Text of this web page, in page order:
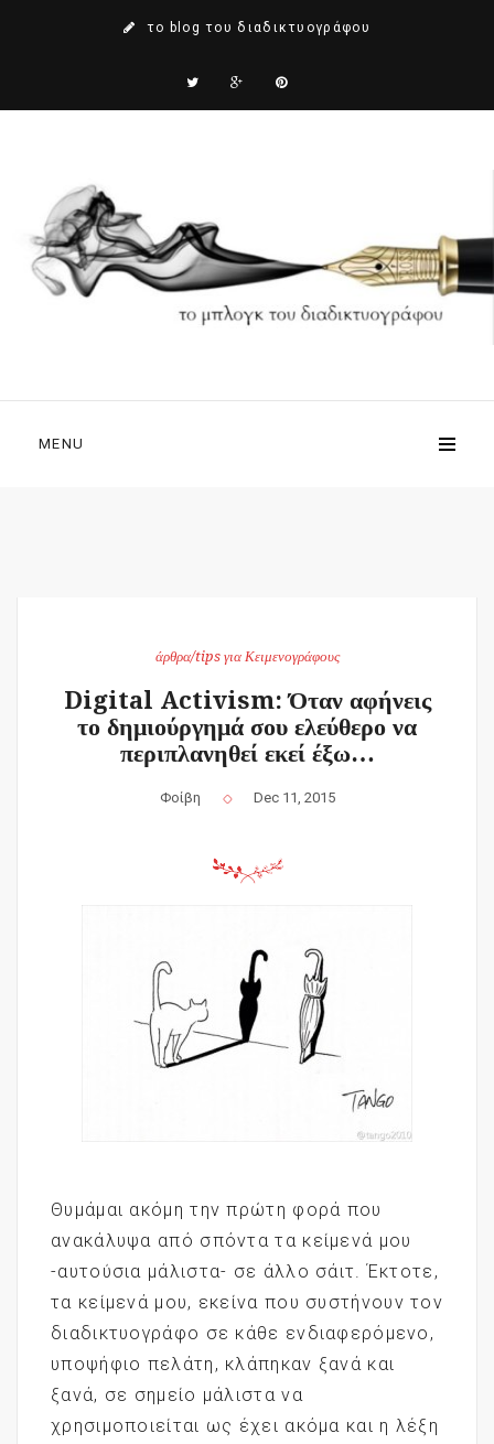
το blog του διαδικτυογράφου
MENU
άρθρα/tips για Κειμενογράφους
Digital Activism: Όταν αφήνεις
το δημιούργημά σου ελεύθερο να
περιπλανηθεί εκεί έξω…
Φοίβη Dec 11, 2015
Θυμάμαι ακόμη την πρώτη φορά που
ανακάλυψα από σπόντα τα κείμενά μου
-αυτούσια μάλιστα- σε άλλο σάιτ. Έκτοτε,
τα κείμενά μου, εκείνα που συστήνουν τον
διαδικτυογράφο σε κάθε ενδιαφερόμενο,
υποψήφιο πελάτη, κλάπηκαν ξανά και
ξανά, σε σημείο μάλιστα να
χρησιμοποιείται ως έχει ακόμα και η λέξη